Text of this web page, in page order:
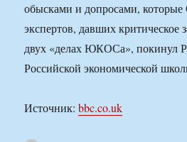
обысками и допросами,
экспертов, давших критическое
двух «делах ЮКОСа», покинул
Российской экономической
Источник:bbc.co.uk